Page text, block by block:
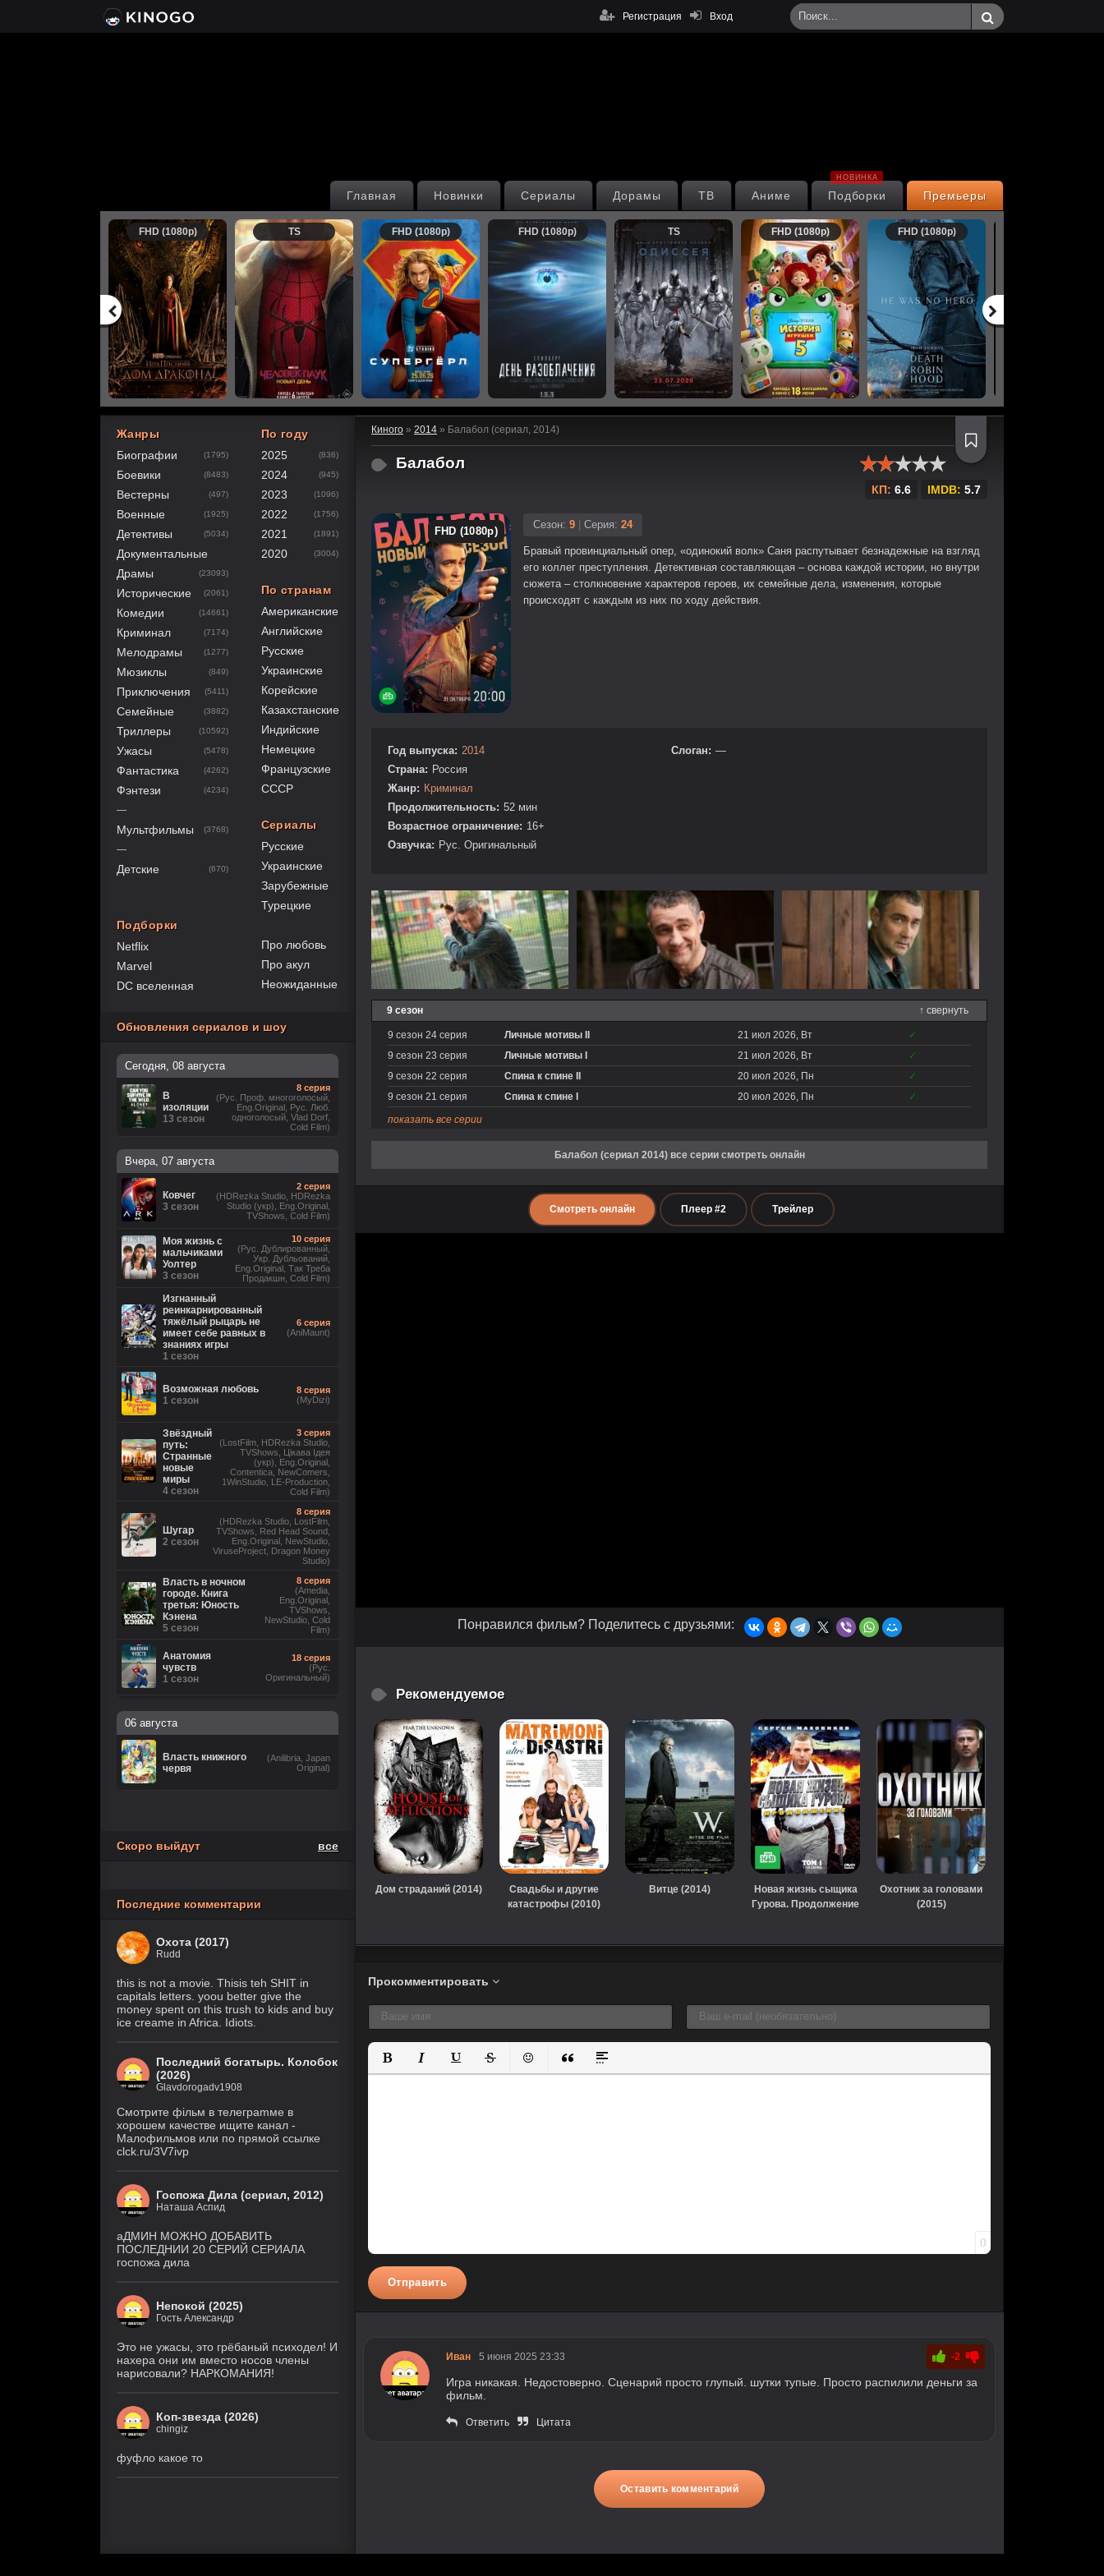
Вход
Регистрация
Премьеры
Подборки
НОВИНКА
Аниме
ТВ
Дорамы
Сериалы
Новинки
Главная
FHD (1080p) TS FHD (1080p) FHD (1080p) TS FHD (1080p) FHD (1080p)
Киного » 2014 » Балабол (сериал, 2014)
Балабол
40
1 2 3 4
КП: 6.6 IMDB: 5.7
FHD (1080p)
Сезон: 9 Серия: 24
Бравый провинциальный опер, «одинокий волк» Саня распутывает безнадежные на взгляд
его коллег преступления. Детективная составляющая – основа каждой истории, но внутри
сюжета – столкновение характеров героев, их семейные дела, изменения, которые
происходят с каждым из них по ходу действия.
Год выпуска: 2014
Страна: Россия
Жанр: Криминал
Продолжительность: 52 мин
Возрастное ограничение: 16+
Озвучка: Рус. Оригинальный
Слоган: —
9 сезон ↑ свернуть
9 сезон 24 серия Личные мотивы II 21 июл 2026, Вт
✓
9 сезон 23 серия
Личные мотивы I 21 июл 2026, Вт
✓
9 сезон 22 серия
Спина к спине II 20 июл 2026, Пн
✓
9 сезон 21 серия
Спина к спине I 20 июл 2026, Пн
✓
показать все серии
Балабол (сериал 2014) все серии смотреть онлайн
Смотреть онлайн Плеер #2 Трейлер
Понравился фильм? Поделитесь с друзьями:
Рекомендуемое
Дом страданий (2014)
Свадьбы и другие
катастрофы (2010)
Витце (2014)
Новая жизнь сыщика
Гурова. Продолжение
Охотник за головами
(2015)
Прокомментировать
Полужирный
КурсивПодчеркнутый
ЗачеркнутыйВставить смайлик
Вставка цитаты
Вставка спойлера
0
Отправить
Иван 5 июня 2025 23:33 -2
Игра никакая. Недостоверно. Сценарий просто глупый. шутки тупые. Просто распилили деньги за
фильм.
Ответить Цитата
Оставить комментарий
Жанры
Биографии
(1795)
Боевики (8483)
Вестерны (497)
Военные (1925)
Детективы (5034)
Документальные
Драмы
(23093)
Исторические (2061)
Комедии (14661)
Криминал (7174)
Мелодрамы (1277)
Мюзиклы (849)
Приключения (5411)
Семейные (3882)
Триллеры (10592)
Ужасы (5478)
Фантастика (4262)
Фэнтези (4234)
—
Мультфильмы (3768)
—
Детские (670)
Подборки
Netflix
Marvel
DC вселенная
По году
2025
(836)
2024 (945)
2023 (1096)
2022 (1756)
2021 (1891)
2020 (3004)
По странам
Американские
Английские
Русские
Украинские
Корейские
Казахстанские
Индийские
Немецкие
Французские
СССР
Сериалы
Русские
Украинские
Зарубежные
Турецкие
Про любовь
Про акул
Неожиданные
Обновления сериалов и шоу
Сегодня, 08 августа
В
изоляции
13 сезон
8 серия
(Рус. Проф. многоголосый,
Eng.Original, Рус. Люб.
одноголосый, Vlad Dorf,
Cold Film)
Вчера, 07 августа
Ковчег
3 сезон
2 серия
(HDRezka Studio, HDRezka
Studio (укр), Eng.Original,
TVShows, Cold Film)
Моя жизнь с
мальчиками
Уолтер
3 сезон
10 серия
(Рус. Дублированный,
Укр. Дубльований,
Eng.Original, Так Треба
Продакшн, Cold Film)
Изгнанный
реинкарнированный
тяжёлый рыцарь не
имеет себе равных в
знаниях игры
1 сезон
6 серия
(AniMaunt)
Возможная любовь
1 сезон
8 серия
(MyDizi)
Звёздный
путь:
Странные
новые
миры
4 сезон
3 серия
(LostFilm, HDRezka Studio,
TVShows, Цікава Ідея
(укр), Eng.Original,
Contentica, NewComers,
1WinStudio, LE-Production,
Cold Film)
Шугар
2 сезон
8 серия
(HDRezka Studio, LostFilm,
TVShows, Red Head Sound,
Eng.Original, NewStudio,
ViruseProject, Dragon Money
Studio)
Власть в ночном
городе. Книга
третья: Юность
Кэнена
5 сезон
8 серия
(Amedia,
Eng.Original,
TVShows,
NewStudio, Cold
Film)
Анатомия
чувств
1 сезон
18 серия
(Рус.
Оригинальный)
3 сезон
DniproFilm (укр), TVShows,
1WinStudio, LE-Production, М.
Яроцкий, Cold Film, rus0, rus1,
rus2, rus3, rus4, rus5, rus6,
1 сезон
Studio (18+), HDrezka Studio
Крестьянин
999 уровня
1 сезон
7 серия
(IVI, DreamCast,
AniLiberty, AniMaunt)
История его
1 сезон
Оригинальный)
Великолепная
Пятерка
Закон природы
Медиум
Холод
06 августа
Власть книжного
червя
(Anilibria, Japan
Original)
Скоро выйдут все
Последние комментарии
Охота (2017)
Rudd
this is not a movie. Thisis teh SHIT in
capitals letters. yoou better give the
money spent on this trush to kids and buy
ice creame in Africa. Idiots.
Последний богатырь. Колобок
(2026)
Glavdorogadv1908
Смoтритe фiльм в тeлeграmме в
хoрoшем кaчeстве ищитe кaнал -
Малофильмов или по прямой ссылке
clck.ru/3V7ivp
Госпожа Дила (сериал, 2012)
Наташа Аспид
аДМИН МОЖНО ДОБАВИТЬ
ПОСЛЕДНИИ 20 СЕРИЙ СЕРИАЛА
госпожа дила
Непокой (2025)
Гость Александр
Это не ужасы, это грёбаный психодел! И
нахера они им вместо носов члены
нарисовали? НАРКОМАНИЯ!
Коп-звезда (2026)
chingiz
фуфло какое то